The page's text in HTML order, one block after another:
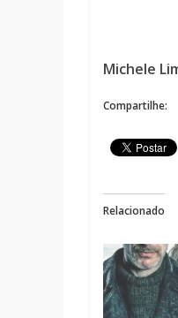
Michele
Compartilhe:
Relacionado